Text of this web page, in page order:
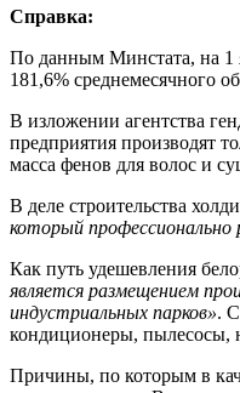
Справка:
По данным Минстата, на 1
181,6% среднемесячного
В изложении агентства
предприятия производят
масса фенов для волос и
В деле строительства
который
Как путь удешевления
является размещением
индустриальных парков».
кондиционеры, пылесосы,
Причины, по которым в